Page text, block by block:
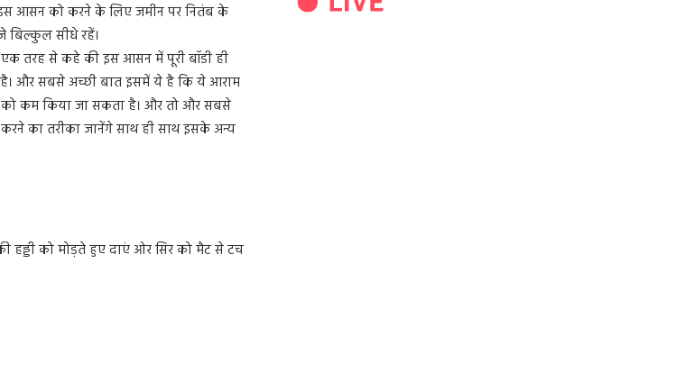
आसन को करने के लिए जमीन पर नितंब के
बिल्कुल सीधे रहें।
तरह से कहे की इस आसन में पूरी बॉडी ही
और सबसे अच्छी बात इसमें ये है कि ये आराम
को कम किया जा सकता है। और तो और सबसे
का तरीका जानेंगे साथ ही साथ इसके अन्य
को मोड़ते हुए दाएं ओर सिर को मैट से टच